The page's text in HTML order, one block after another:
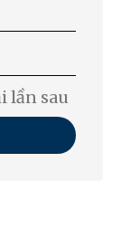
lần sau